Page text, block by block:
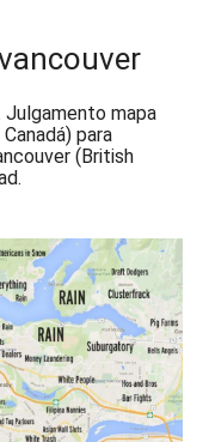
Julgamento mapa
para
(British